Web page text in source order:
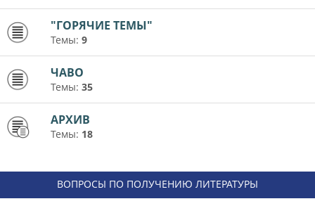
"ГОРЯЧИЕ ТЕМЫ"
Темы: 9
ЧАВО
Темы: 35
АРХИВ
Темы: 18
ВОПРОСЫ ПО ПОЛУЧЕНИЮ ЛИТЕРАТУРЫ